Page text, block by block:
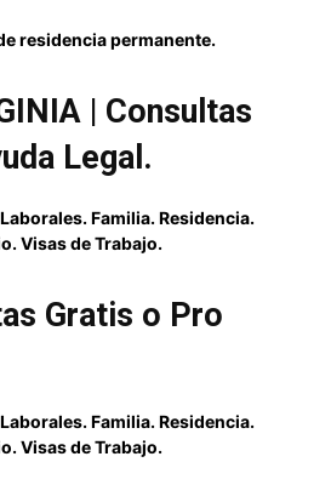
residencia permanente.
| Consultas
Legal.
Familia. Residencia.
Visas de Trabajo.
Gratis o Pro
Familia. Residencia.
Visas de Trabajo.